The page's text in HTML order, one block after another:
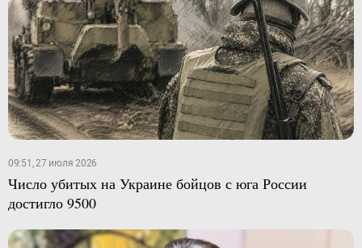
09:51, 27 июля 2026
Число убитых на Украине бойцов с юга России
достигло 9500